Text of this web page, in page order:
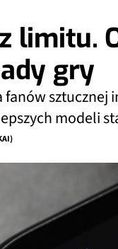
limitu.
gry
modeli